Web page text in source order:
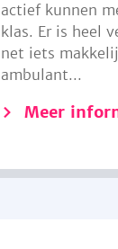
actief kunnen
klas. Er is heel
net iets
ambulant...
Meer